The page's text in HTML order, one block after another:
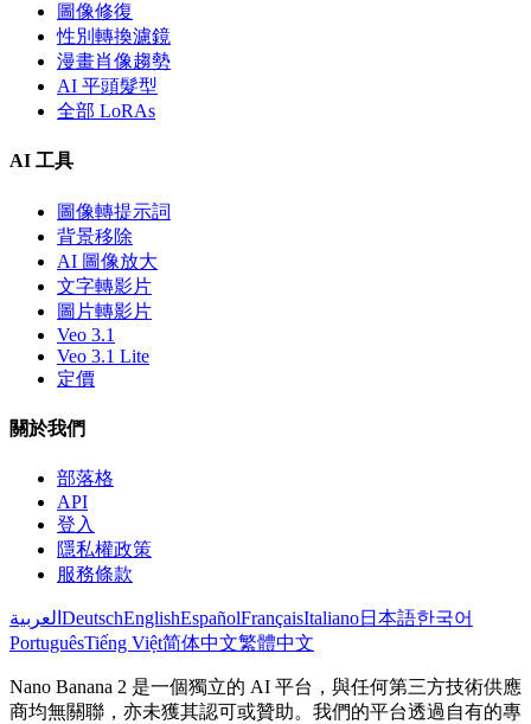
圖像修復
性別轉換濾鏡
漫畫肖像趨勢
AI 平頭髮型
全部 LoRAs
AI 工具
圖像轉提示詞
背景移除
AI 圖像放大
文字轉影片
圖片轉影片
Veo 3.1
Veo 3.1 Lite
定價
關於我們
部落格
API
登入
隱私權政策
服務條款
العربية DeutschEnglishEspañolFrançaisItaliano日本語한국어
PortuguêsTiếng Việt简体中文繁體中文
Nano Banana 2 是一個獨立的 AI 平台，與任何第三方技術供應
商均無關聯，亦未獲其認可或贊助。我們的平台透過自有的專